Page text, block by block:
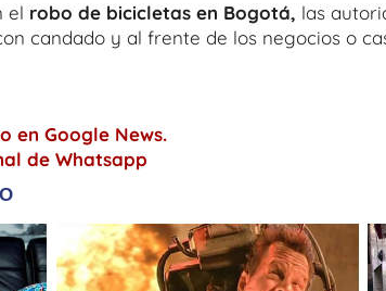
el robo de bicicletas en Bogotá, las
candado y al frente de los negocios o
en Google News.
de Whatsapp